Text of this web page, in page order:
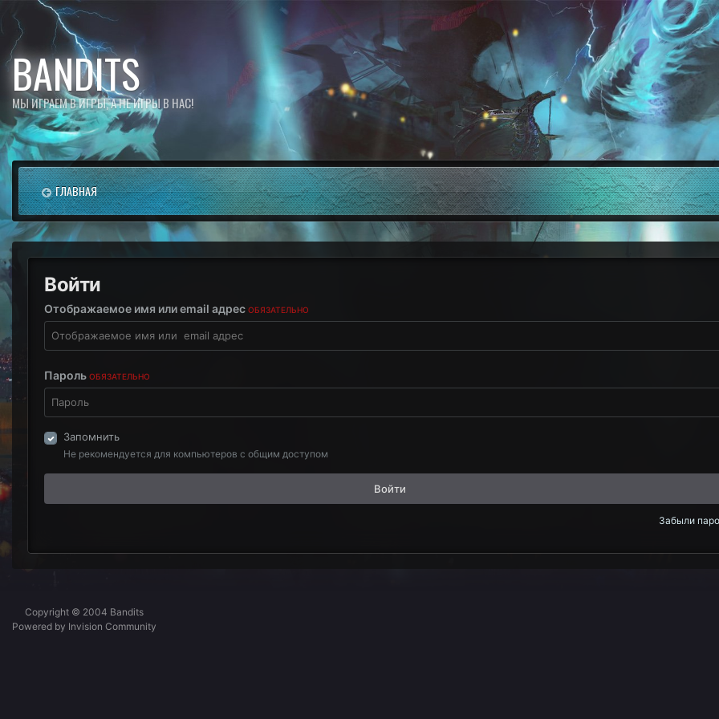
BANDITS
МЫ ИГРАЕМ В ИГРЫ, А НЕ ИГРЫ В НАС!
ГЛАВНАЯ
Войти
Отображаемое имя или email адрес ОБЯЗАТЕЛЬНО
Пароль ОБЯЗАТЕЛЬНО
Запомнить
Не рекомендуется для компьютеров с общим доступом
Войти
Забыли
Copyright © 2004 Bandits
Powered by Invision Community